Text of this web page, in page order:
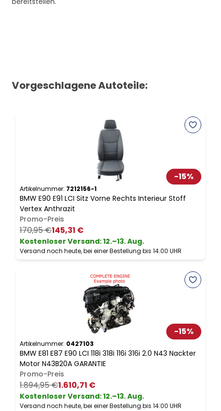
Vorgeschlagene Autoteile:
-15%
Artikelnummer: 7212156-1
BMW E90 E91 LCI Sitz Vorne Rechts Interieur Stoff
Vertex Anthrazit
Promo-Preis
170,95 €145,31 €
Kostenloser Versand:12.–13. Aug.
Versand noch heute, bei einer Bestellung bis 14:00 UHR
-15%
Artikelnummer: 0427103
BMW E81 E87 E90 LCI 118i 318i 116i 316i 2.0 N43 Nackter
Motor N43B20A GARANTIE
Promo-Preis
1.894,95 €1.610,71 €
Kostenloser Versand:12.–13. Aug.
Versand noch heute, bei einer Bestellung bis 14:00 UHR